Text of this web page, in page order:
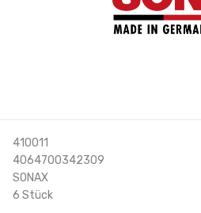
410011
4064700342309
SONAX
6 Stück